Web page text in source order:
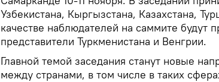
Узбекистана, Кыргызстана, Казахстана,
качестве наблюдателей на саммите будут
представители Туркменистана и Венгрии.
Главной темой заседания станут новые
между странами, в том числе в таких